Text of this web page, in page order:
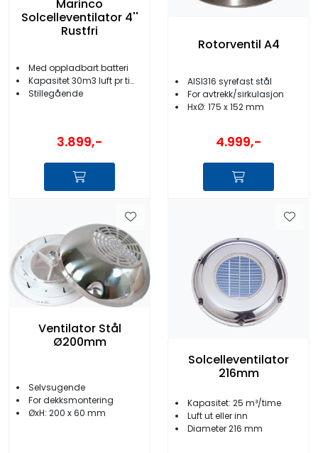
Marinco
Solcelleventilator 4''
Rustfri
Med oppladbart batteri
Kapasitet 30m3 luft pr time
Stillegående
3.899,-
Rotorventil A4
AISI316 syrefast stål
For avtrekk/sirkulasjon
HxØ: 175 x 152 mm
4.999,-
Ventilator Stål
Ø200mm
Selvsugende
For dekksmontering
ØxH: 200 x 60 mm
Solcelleventilator
216mm
Kapasitet: 25 m³/time
Luft ut eller inn
Diameter 216 mm